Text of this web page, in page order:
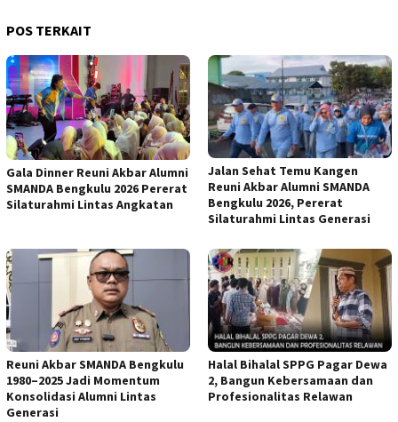
POS TERKAIT
Gala Dinner Reuni Akbar Alumni
SMANDA Bengkulu 2026 Pererat
Silaturahmi Lintas Angkatan
Jalan Sehat Temu Kangen
Reuni Akbar Alumni SMANDA
Bengkulu 2026, Pererat
Silaturahmi Lintas Generasi
Reuni Akbar SMANDA Bengkulu
1980–2025 Jadi Momentum
Konsolidasi Alumni Lintas
Generasi
Halal Bihalal SPPG Pagar Dewa
2, Bangun Kebersamaan dan
Profesionalitas Relawan